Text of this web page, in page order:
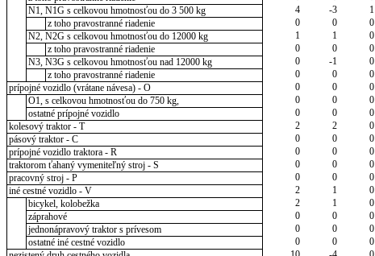
N1, N1G s celkovou hmotnosťou do 3 500 kg
4 -3 1
z toho pravostranné riadenie
0 0 0
N2, N2G s celkovou hmotnosťou do 12000 kg
1 1 0
z toho pravostranné riadenie
0 0 0
N3, N3G s celkovou hmotnosťou nad 12000 kg
0 -1 0
z toho pravostranné riadenie
0 0 0
prípojné vozidlo (vrátane návesa) - O
0 0 0
O1, s celkovou hmotnosťou do 750 kg,
0 0 0
ostatné prípojné vozidlo
0 0 0
kolesový traktor - T
2 2 0
pásový traktor - C
0 0 0
prípojné vozidlo traktora - R
0 0 0
traktorom ťahaný vymeniteľný stroj - S
0 0 0
pracovný stroj - P
0 0 0
iné cestné vozidlo - V
2 1 0
bicykel, kolobežka
2 1 0
záprahové
0 0 0
jednonápravový traktor s prívesom
0 0 0
ostatné iné cestné vozidlo
0 0 0